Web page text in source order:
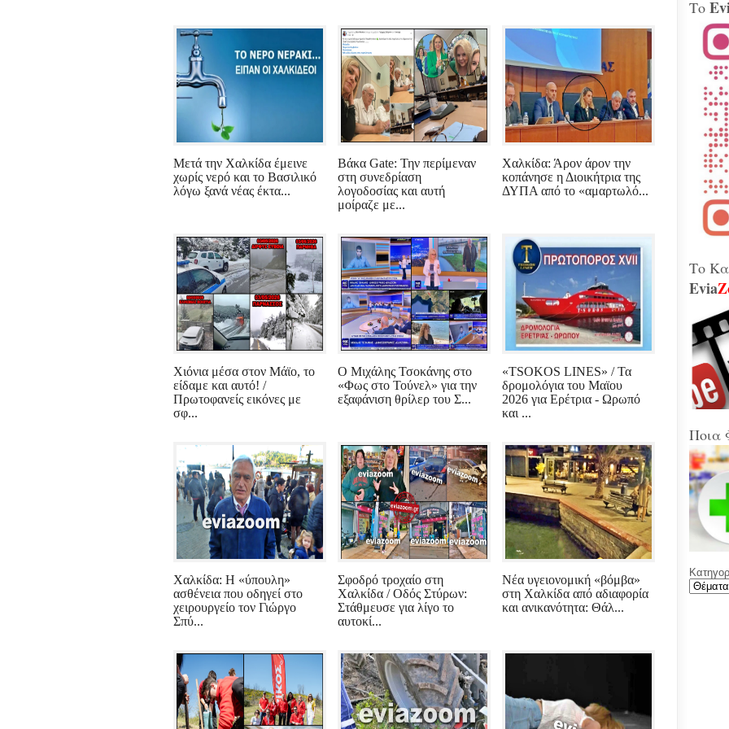
Μετά την Χαλκίδα έμεινε
χωρίς νερό και το Βασιλικό
λόγω ξανά νέας έκτα...
Βάκα Gate: Την περίμεναν
στη συνεδρίαση
λογοδοσίας και αυτή
μοίραζε με...
Χαλκίδα: Άρον άρον την
κοπάνησε η Διοικήτρια της
ΔΥΠΑ από το «αμαρτωλό...
Χιόνια μέσα στον Μάϊο, το
είδαμε και αυτό! /
Πρωτοφανείς εικόνες με
σφ...
Ο Μιχάλης Τσοκάνης στο
«Φως στο Τούνελ» για την
εξαφάνιση θρίλερ του Σ...
«TSOKOS LINES» / Τα
δρομολόγια του Μαϊου
2026 για Ερέτρια - Ωρωπό
και ...
Χαλκίδα: Η «ύπουλη»
ασθένεια που οδηγεί στο
χειρουργείο τον Γιώργο
Σπύ...
Σφοδρό τροχαίο στη
Χαλκίδα / Οδός Στύρων:
Στάθμευσε για λίγο το
αυτοκί...
Νέα υγειονομική «βόμβα»
στη Χαλκίδα από αδιαφορία
και ανικανότητα: Θάλ...
240
Τα
το
Στα
την
Το
Το
Evia
Ποια